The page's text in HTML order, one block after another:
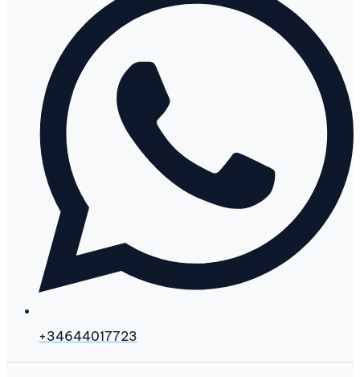
+34644017723